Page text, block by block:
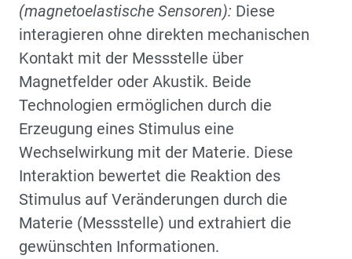
(magnetoelastische Sensoren): Diese
interagieren ohne direkten mechanischen
Kontakt mit der Messstelle über
Magnetfelder oder Akustik. Beide
Technologien ermöglichen durch die
Erzeugung eines Stimulus eine
Wechselwirkung mit der Materie. Diese
Interaktion bewertet die Reaktion des
Stimulus auf Veränderungen durch die
Materie (Messstelle) und extrahiert die
gewünschten Informationen.